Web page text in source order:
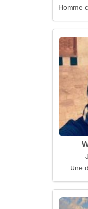
Homme
Une